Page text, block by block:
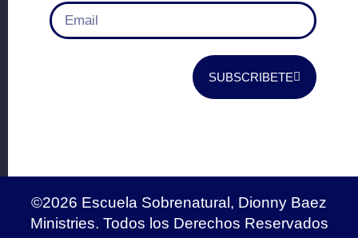
SUBSCRIBETE
©2026 Escuela Sobrenatural, Dionny Baez
Ministries. Todos los Derechos Reservados